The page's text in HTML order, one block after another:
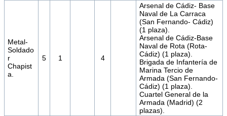
Metal-
Soldado
r
Chapist
a.
5 1 4
Arsenal de Cádiz- Base
Naval de La Carraca
(San Fernando- Cádiz)
(1 plaza).
Arsenal de Cádiz-Base
Naval de Rota (Rota-
Cádiz) (1 plaza).
Brigada de Infantería de
Marina Tercio de
Armada (San Fernando-
Cádiz) (1 plaza).
Cuartel General de la
Armada (Madrid) (2
plazas).